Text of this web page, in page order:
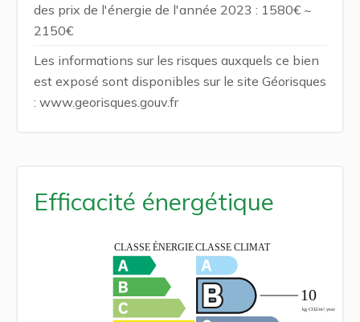
des prix de l'énergie de l'année 2023 : 1580€ ~
2150€
Les informations sur les risques auxquels ce bien
est exposé sont disponibles sur le site Géorisques
: www.georisques.gouv.fr
Efficacité énergétique